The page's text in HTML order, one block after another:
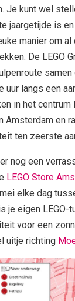
Je kunt wel
jaargetijde is
manier om al
De LEGO
samen
uur langs een
in het centrum
Amsterdam en
ten zeerste
nog een
LEGO Store
elke dag
je eigen LEGO-
voor een
uitje richting